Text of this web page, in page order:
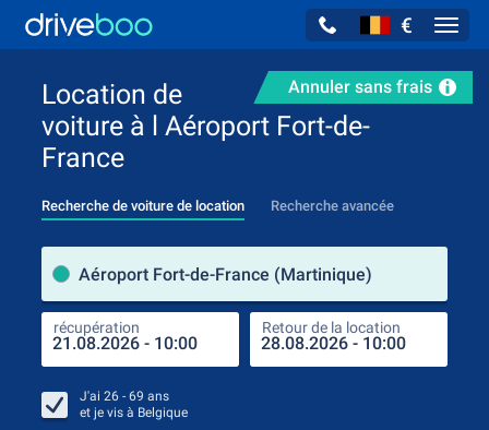
€
Annuler sans frais
Location de
voiture à l Aéroport Fort-de-
France
Recherche de voiture de location Recherche avancée
Aéroport Fort-de-France (Martinique)
récupération Retour de la location
J'ai 26 - 69 ans
et je vis à Belgique